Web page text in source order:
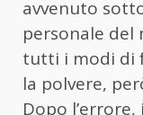
avvenuto
personale del
tutti i modi di
la polvere,
Dopo